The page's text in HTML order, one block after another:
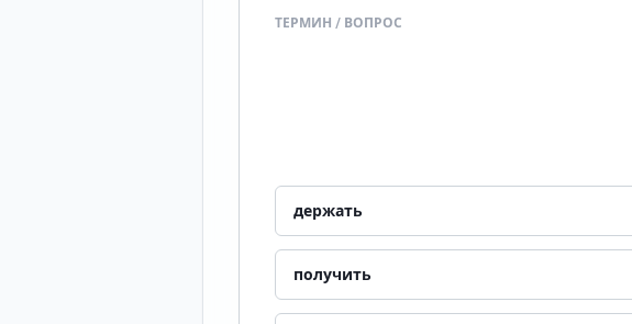
ТЕРМИН / ВОПРОС
держать
получить